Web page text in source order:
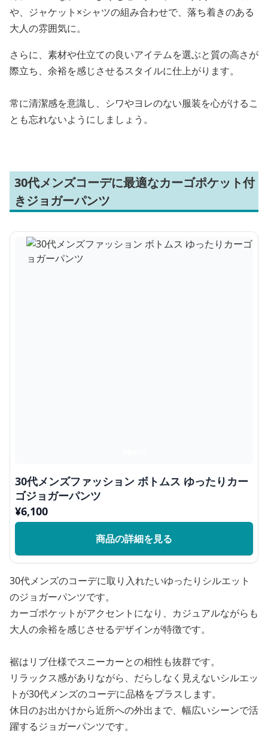
や、ジャケット×シャツの組み合わせで、落ち着きのある
大人の雰囲気に。
さらに、素材や仕立ての良いアイテムを選ぶと質の高さが
際立ち、余裕を感じさせるスタイルに仕上がります。
常に清潔感を意識し、シワやヨレのない服装を心がけるこ
とも忘れないようにしましょう。
30代メンズコーデに最適なカーゴポケット付
きジョガーパンツ
30代メンズファッション ボトムス ゆったりカー
ゴジョガーパンツ
¥6,100
商品の詳細を見る
30代メンズのコーデに取り入れたいゆったりシルエット
のジョガーパンツです。
カーゴポケットがアクセントになり、カジュアルながらも
大人の余裕を感じさせるデザインが特徴です。
裾はリブ仕様でスニーカーとの相性も抜群です。
リラックス感がありながら、だらしなく見えないシルエッ
トが30代メンズのコーデに品格をプラスします。
休日のお出かけから近所への外出まで、幅広いシーンで活
躍するジョガーパンツです。